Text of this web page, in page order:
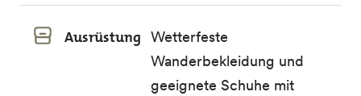
Ausrüstung Wetterfeste
Wanderbekleidung und
geeignete Schuhe mit